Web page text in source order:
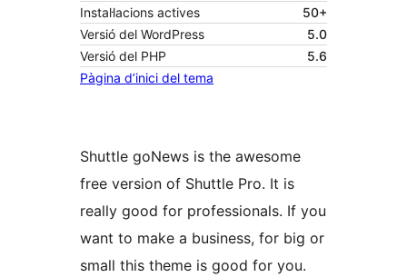
Instal·lacions actives
50+
Versió del WordPress
5.0
Versió del PHP
5.6
Pàgina d’inici del tema
Shuttle goNews is the awesome
free version of Shuttle Pro. It is
really good for professionals. If you
want to make a business, for big or
small this theme is good for you.